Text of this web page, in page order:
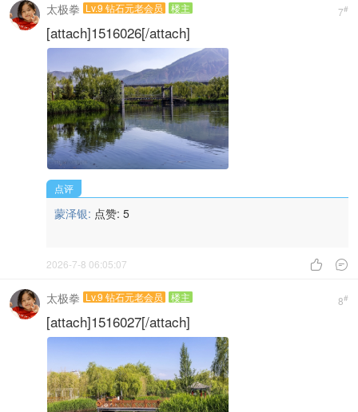
7#
太极拳 Lv.9 钻石元老会员 楼主
[attach]1516026[/attach]
点评
蒙泽银: 点赞: 5
 
2026-7-8 06:05:07
8#
太极拳 Lv.9 钻石元老会员 楼主
[attach]1516027[/attach]